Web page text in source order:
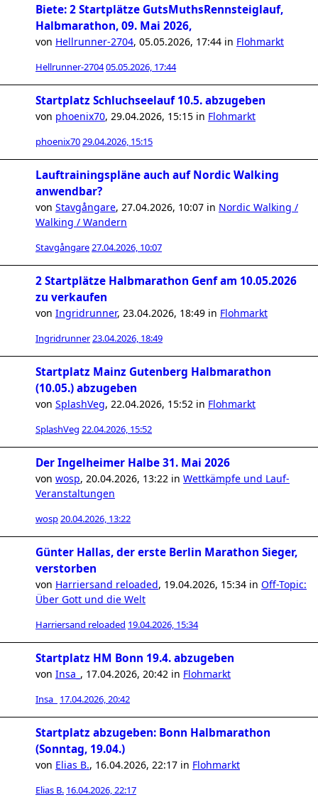
Biete: 2 Startplätze GutsMuthsRennsteiglauf,
Halbmarathon, 09. Mai 2026,
von Hellrunner-2704, 05.05.2026, 17:44 in Flohmarkt
Hellrunner-270405.05.2026, 17:44
Startplatz Schluchseelauf 10.5. abzugeben
von phoenix70, 29.04.2026, 15:15 in Flohmarkt
phoenix7029.04.2026, 15:15
Lauftrainingspläne auch auf Nordic Walking
anwendbar?
von Stavgångare, 27.04.2026, 10:07 in Nordic Walking /
Walking / Wandern
Stavgångare27.04.2026, 10:07
2 Startplätze Halbmarathon Genf am 10.05.2026
zu verkaufen
von Ingridrunner, 23.04.2026, 18:49 in Flohmarkt
Ingridrunner23.04.2026, 18:49
Startplatz Mainz Gutenberg Halbmarathon
(10.05.) abzugeben
von SplashVeg, 22.04.2026, 15:52 in Flohmarkt
SplashVeg 22.04.2026, 15:52
Der Ingelheimer Halbe 31. Mai 2026
von wosp, 20.04.2026, 13:22 in Wettkämpfe und Lauf-
Veranstaltungen
wosp20.04.2026, 13:22
Günter Hallas, der erste Berlin Marathon Sieger,
verstorben
von Harriersand reloaded, 19.04.2026, 15:34 in Off-Topic:
Über Gott und die Welt
Harriersand reloaded 19.04.2026, 15:34
Startplatz HM Bonn 19.4. abzugeben
von Insa_ , 17.04.2026, 20:42 in Flohmarkt
Insa_ 17.04.2026, 20:42
Startplatz abzugeben: Bonn Halbmarathon
(Sonntag, 19.04.)
von Elias B., 16.04.2026, 22:17 in Flohmarkt
Elias B. 16.04.2026, 22:17